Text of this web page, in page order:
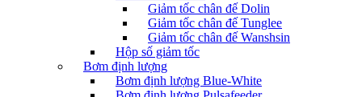
Giảm tốc chân đế Dolin
Giảm tốc chân đế Tunglee
Giảm tốc chân đế Wanshsin
Hộp số giảm tốc
Bơm định lượng
Bơm định lượng Blue-White